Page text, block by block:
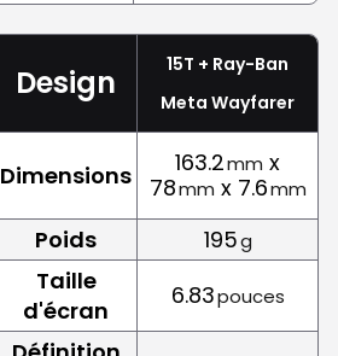
Design
15T + Ray-Ban
Meta Wayfarer
Dimensions 163.2mm x
78mm x 7.6mm
Poids 195g
Taille
d'écran
6.83pouces